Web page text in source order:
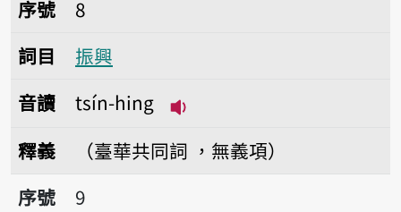
序號
8
詞目
振興
音讀
tsín-hing
釋義
（臺華共同詞 ，無義項）
序號9合興
序號
9